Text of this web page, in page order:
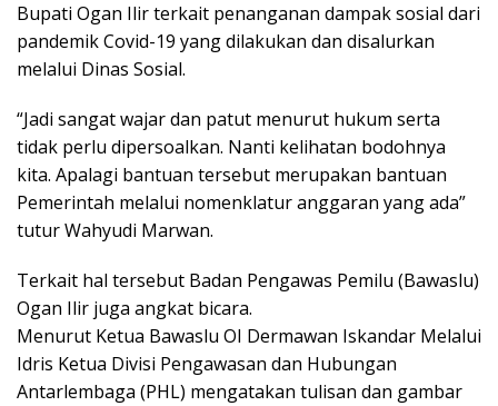
Bupati Ogan Ilir terkait penanganan dampak sosial dari
pandemik Covid-19 yang dilakukan dan disalurkan
melalui Dinas Sosial.
“Jadi sangat wajar dan patut menurut hukum serta
tidak perlu dipersoalkan. Nanti kelihatan bodohnya
kita. Apalagi bantuan tersebut merupakan bantuan
Pemerintah melalui nomenklatur anggaran yang ada”
tutur Wahyudi Marwan.
Terkait hal tersebut Badan Pengawas Pemilu (Bawaslu)
Ogan Ilir juga angkat bicara.
Menurut Ketua Bawaslu OI Dermawan Iskandar Melalui
Idris Ketua Divisi Pengawasan dan Hubungan
Antarlembaga (PHL) mengatakan tulisan dan gambar